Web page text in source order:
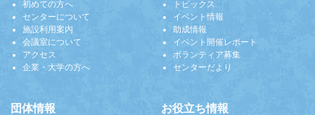
初めての方へ
センターについて
施設利用案内
会議室について
アクセス
企業・大学の方へ
トピックス
イベント情報
助成情報
イベント開催レポート
ボランティア募集
センターだより
団体情報 お役立ち情報